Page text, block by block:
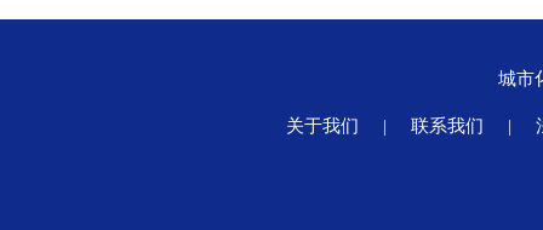
城市
关于我们 | 联系我们 |